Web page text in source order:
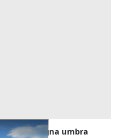
campagna umbra